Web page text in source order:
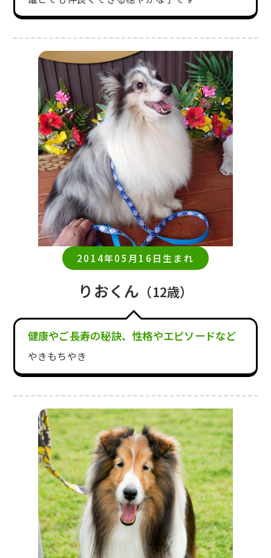
2014年05月16日生まれ
りおくん （12歳）
健康やご長寿の秘訣、性格やエピソードなど
やきもちやき